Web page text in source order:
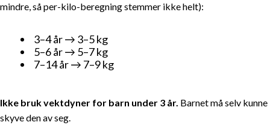
mindre, så per-kilo-beregning stemmer ikke helt):
3–4 år → 3–5 kg
5–6 år → 5–7 kg
7–14 år → 7–9 kg
Ikke bruk vektdyner for barn under 3 år. Barnet må selv kunne
skyve den av seg.